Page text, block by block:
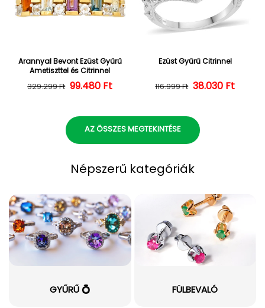
Arannyal Bevont Ezüst Gyűrű
Ametiszttel és Citrinnel
Normál ár
329.299 Ft Kedvezményes ár
99.480 Ft
Ezüst Gyűrű Citrinnel
Normál ár
116.999 Ft 38.030 Ft
AZ ÖSSZES MEGTEKINTÉSE
Népszerű kategóriák
GYŰRŰ 💍 FÜLBEVALÓ